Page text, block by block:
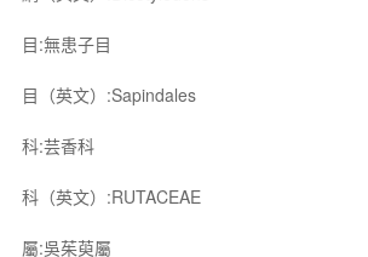
目:無患子目
目（英文）:Sapindales
科:芸香科
科（英文）:RUTACEAE
屬:吳茱萸屬